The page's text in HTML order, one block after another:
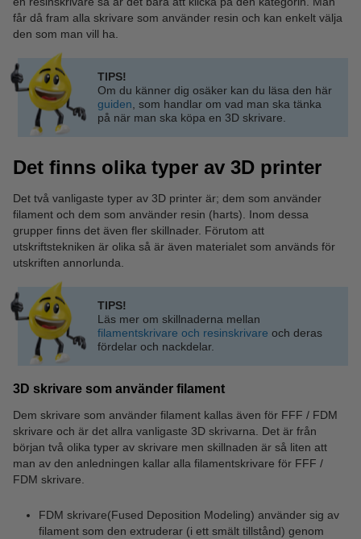
får då fram alla skrivare som använder resin och kan enkelt välja
den som man vill ha.
TIPS!
Om du känner dig osäker kan du läsa den här
guiden , som handlar om vad man ska tänka
på när man ska köpa en 3D skrivare.
Det finns olika typer av 3D printer
Det två vanligaste typer av 3D printer är; dem som använder
filament och dem som använder resin (harts). Inom dessa
grupper finns det även fler skillnader. Förutom att
utskriftstekniken är olika så är även materialet som används för
utskriften annorlunda.
TIPS!
Läs mer om skillnaderna mellan
filamentskrivare och resinskrivare och deras
fördelar och nackdelar.
3D skrivare som använder filament
Dem skrivare som använder filament kallas även för FFF / FDM
skrivare och är det allra vanligaste 3D skrivarna. Det är från
början två olika typer av skrivare men skillnaden är så liten att
man av den anledningen kallar alla filamentskrivare för FFF /
FDM skrivare.
FDM skrivare(Fused Deposition Modeling) använder sig av
filament som den extruderar (i ett smält tillstånd) genom